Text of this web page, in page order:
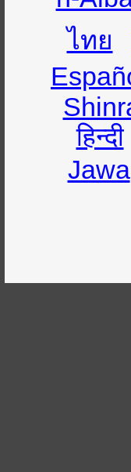
ไทย
हिन्दी
Jawa